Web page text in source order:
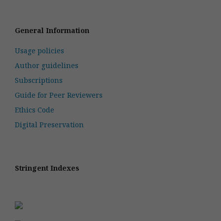
General Information
Usage policies
Author guidelines
Subscriptions
Guide for Peer Reviewers
Ethics Code
Digital Preservation
Stringent Indexes